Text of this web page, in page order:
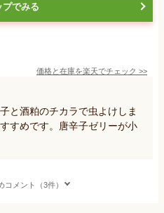
プでみる
価格と在庫を楽天でチェック >>
と酒粕のチカラで虫よけしま
すめです。唐辛子ゼリーが小
コメント（3件）